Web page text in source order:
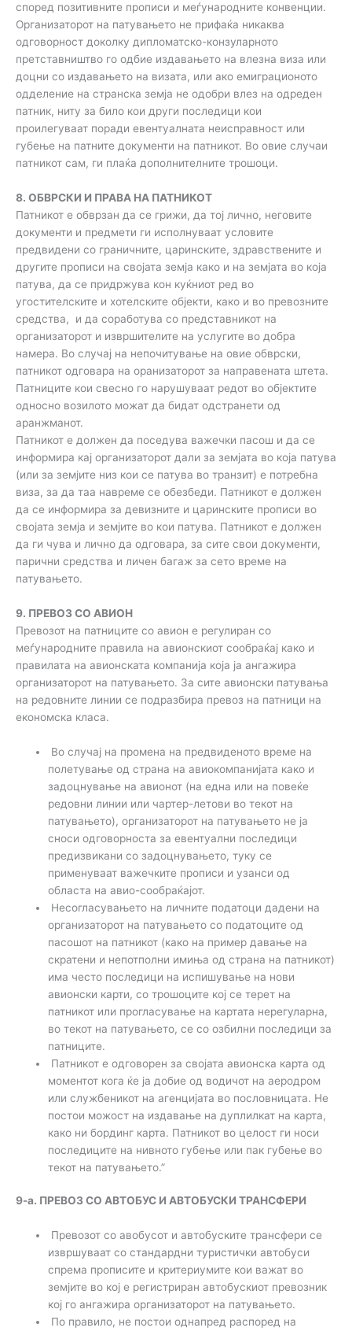
според позитивните прописи и меѓународните конвенции.
Организаторот на патувањето не прифаќа никаква
одговорност доколку дипломатско-конзуларното
претставништво го одбие издавањето на влезна виза или
доцни со издавањето на визата, или ако емиграционото
одделение на странска земја не одобри влез на одреден
патник, ниту за било кои други последици кои
проилегуваат поради евентуалната неисправност или
губење на патните документи на патникот. Во овие случаи
патникот сам, ги плаќа дополнителните трошоци.
8. ОБВРСКИ И ПРАВА НА ПАТНИКОТ
Патникот е обврзан да се грижи, да тој лично, неговите
документи и предмети ги исполнуваат условите
предвидени со граничните, царинските, здравствените и
другите прописи на својата земја како и на земјата во која
патува, да се придржува кон куќниот ред во
угостителските и хотелските објекти, како и во превозните
средства, и да соработува со представникот на
организаторот и извршителите на услугите во добра
намера. Во случај на непочитување на овие обврски,
патникот одговара на оранизаторот за направената штета.
Патниците кои свесно го нарушуваат редот во објектите
односно возилото можат да бидат одстранети од
аранжманот.
Патникот е должен да поседува важечки пасош и да се
информира кај организаторот дали за земјата во која патува
(или за земјите низ кои се патува во транзит) е потребна
виза, за да таа навреме се обезбеди. Патникот е должен
да се информира за девизните и царинските прописи во
својата земја и земјите во кои патува. Патникот е должен
да ги чува и лично да одговара, за сите свои документи,
парични средства и личен багаж за сето време на
патувањето.
9. ПРЕВОЗ СО АВИОН
Превозот на патниците со авион е регулиран со
меѓународните правила на авионскиот сообраќај како и
правилата на авионската компанија која ја ангажира
организаторот на патувањето. За сите авионски патувања
на редовните линии се подразбира превоз на патници на
економска класа.
Во случај на промена на предвиденото време на
полетување од страна на авиокомпанијата како и
задоцнување на авионот (на една или на повеќе
редовни линии или чартер-летови во текот на
патувањето), организаторот на патувањето не ја
сноси одговорноста за евентуални последици
предизвикани со задоцнувањето, туку се
применуваат важечките прописи и узанси од
областа на авио-сообраќајот.
Несогласувањето на личните податоци дадени на
организаторот на патувањето со податоците од
пасошот на патникот (како на пример давање на
скратени и непотполни имиња од страна на патникот)
има често последици на испишување на нови
авионски карти, со трошоците кој се терет на
патникот или прогласување на картата нерегуларна,
во текот на патувањето, се со озбилни последици за
патниците.
Патникот е одговорен за својата авионска карта од
моментот кога ќе ја добие од водичот на аеродром
или службеникот на агенцијата во пословницата. Не
постои можост на издавање на дуплилкат на карта,
како ни бординг карта. Патникот во целост ги носи
последиците на нивното губење или пак губење во
текот на патувањето.”
9-а. ПРЕВОЗ СО АВТОБУС И АВТОБУСКИ ТРАНСФЕРИ
Превозот со авобусот и автобуските трансфери се
извршуваат со стандардни туристички автобуси
спрема прописите и критериумите кои важат во
земјите во кој е регистриран автобускиот превозник
кој го ангажира организаторот на патувањето.
По правило, не постои однапред распоред на